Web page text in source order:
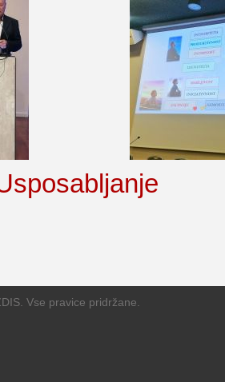
Vse pravice pridržane.